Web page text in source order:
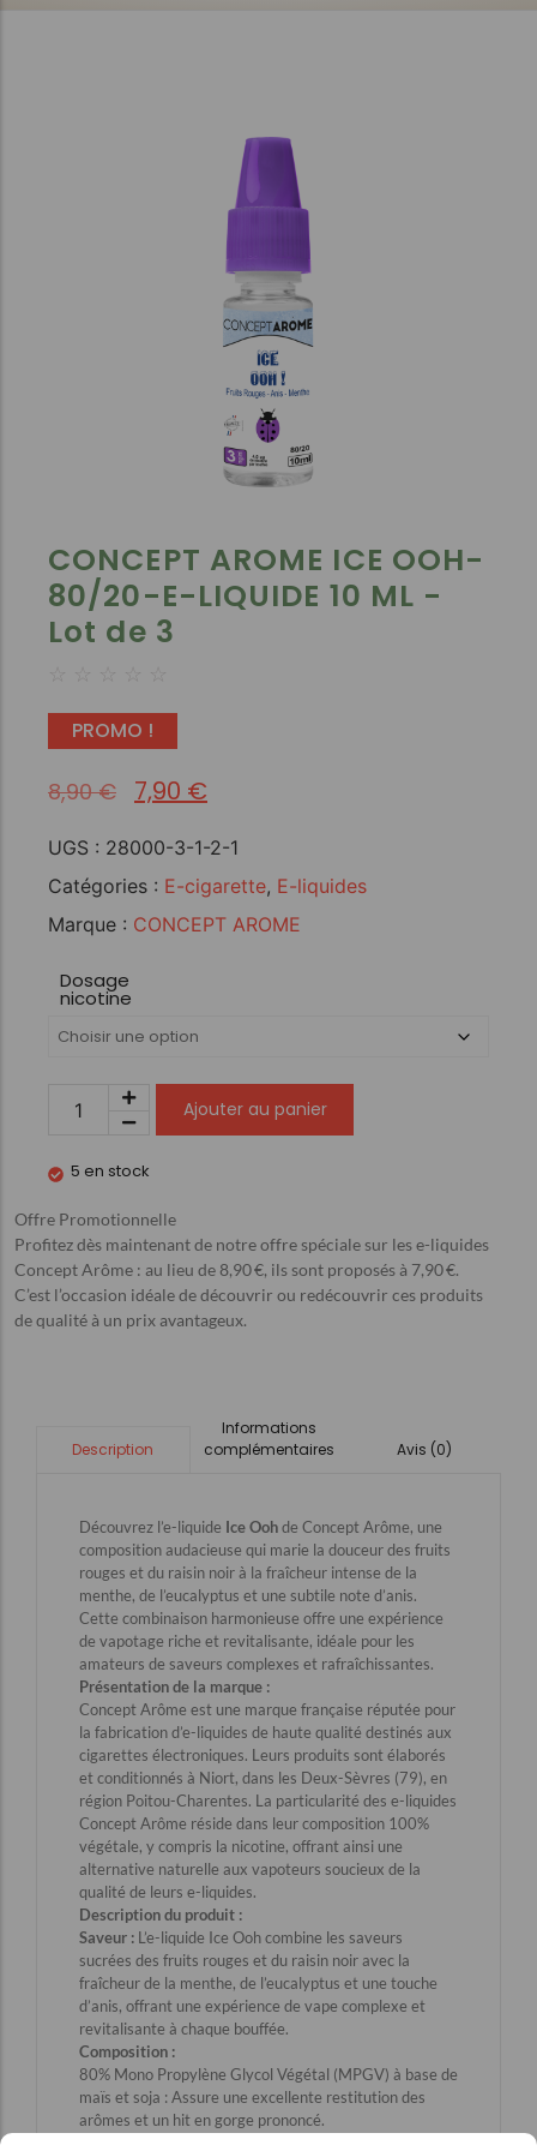
CONCEPT AROME ICE OOH-
80/20-E-LIQUIDE 10 ML -
Lot de 3
☆ ☆ ☆ ☆ ☆
PROMO !
8,90€ 7,90 €
UGS : 28000-3-1-2-1
Catégories : E-cigarette, E-liquides
Marque : CONCEPT AROME
Dosage
nicotine
Ajouter au panier
5 en stock
Offre Promotionnelle
Profitez dès maintenant de notre offre spéciale sur les e-liquides
Concept Arôme : au lieu de 8,90 €, ils sont proposés à 7,90 €.
C’est l’occasion idéale de découvrir ou redécouvrir ces produits
de qualité à un prix avantageux.
Description
Informations
complémentaires
Avis (0)
Découvrez l’e-liquide Ice Oohde Concept Arôme, une
composition audacieuse qui marie la douceur des fruits
rouges et du raisin noir à la fraîcheur intense de la
menthe, de l’eucalyptus et une subtile note d’anis.
Cette combinaison harmonieuse offre une expérience
de vapotage riche et revitalisante, idéale pour les
amateurs de saveurs complexes et rafraîchissantes.​
Présentation de la marque :
Concept Arôme est une marque française réputée pour
la fabrication d’e-liquides de haute qualité destinés aux
cigarettes électroniques. Leurs produits sont élaborés
et conditionnés à Niort, dans les Deux-Sèvres (79), en
région Poitou-Charentes. La particularité des e-liquides
Concept Arôme réside dans leur composition 100%
végétale, y compris la nicotine, offrant ainsi une
alternative naturelle aux vapoteurs soucieux de la
qualité de leurs e-liquides.​
Description du produit :
Saveur : L’e-liquide Ice Ooh combine les saveurs
sucrées des fruits rouges et du raisin noir avec la
fraîcheur de la menthe, de l’eucalyptus et une touche
d’anis, offrant une expérience de vape complexe et
revitalisante à chaque bouffée.​
Composition :
80% Mono Propylène Glycol Végétal (MPGV) à base de
maïs et soja : Assure une excellente restitution des
arômes et un hit en gorge prononcé.​